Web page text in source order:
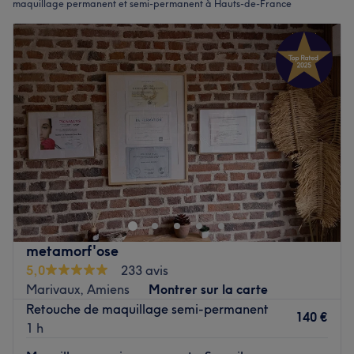
maquillage permanent et semi-permanent à Hauts-de-France
metamorf'ose
5,0
233 avis
Marivaux, Amiens
Montrer sur la carte
Retouche de maquillage semi-permanent
1 h
140 €